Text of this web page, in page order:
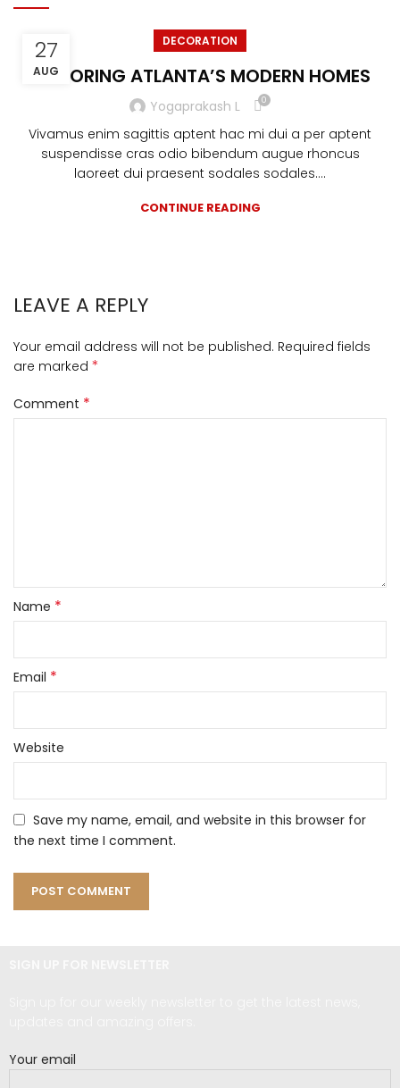
27
AUG
DECORATION
EXPLORING ATLANTA’S MODERN HOMES
Yogaprakash L 0
Vivamus enim sagittis aptent hac mi dui a per aptent
suspendisse cras odio bibendum augue rhoncus
laoreet dui praesent sodales sodales....
CONTINUE READING
LEAVE A REPLY
Your email address will not be published. Required fields
are marked *
Comment *
Name *
Email *
Website
Save my name, email, and website in this browser for
the next time I comment.
Your email